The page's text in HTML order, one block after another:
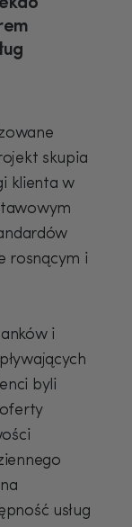
skupia
klienta w
rosnącym i
i
byli
usług